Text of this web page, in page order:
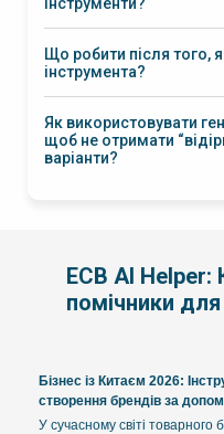
поїздкою
поставки
каналі з менеджером
Що робити після того,
інструмента?
Як використовувати
щоб не отримати
варіанти?
ECB AI Helper:
помічники
Бізнес із Китаєм 2026:
створення брендів за
У сучасному світі товарного